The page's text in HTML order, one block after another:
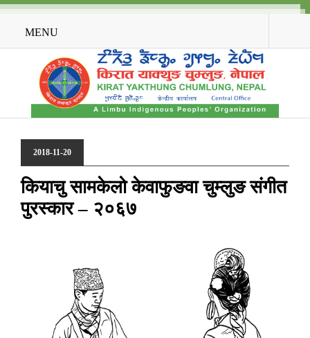
MENU
2018-11-20
कियाचु सामकेलो केवाफुङवा चुम्लुङ संगीत
पुरस्कार – २०६७